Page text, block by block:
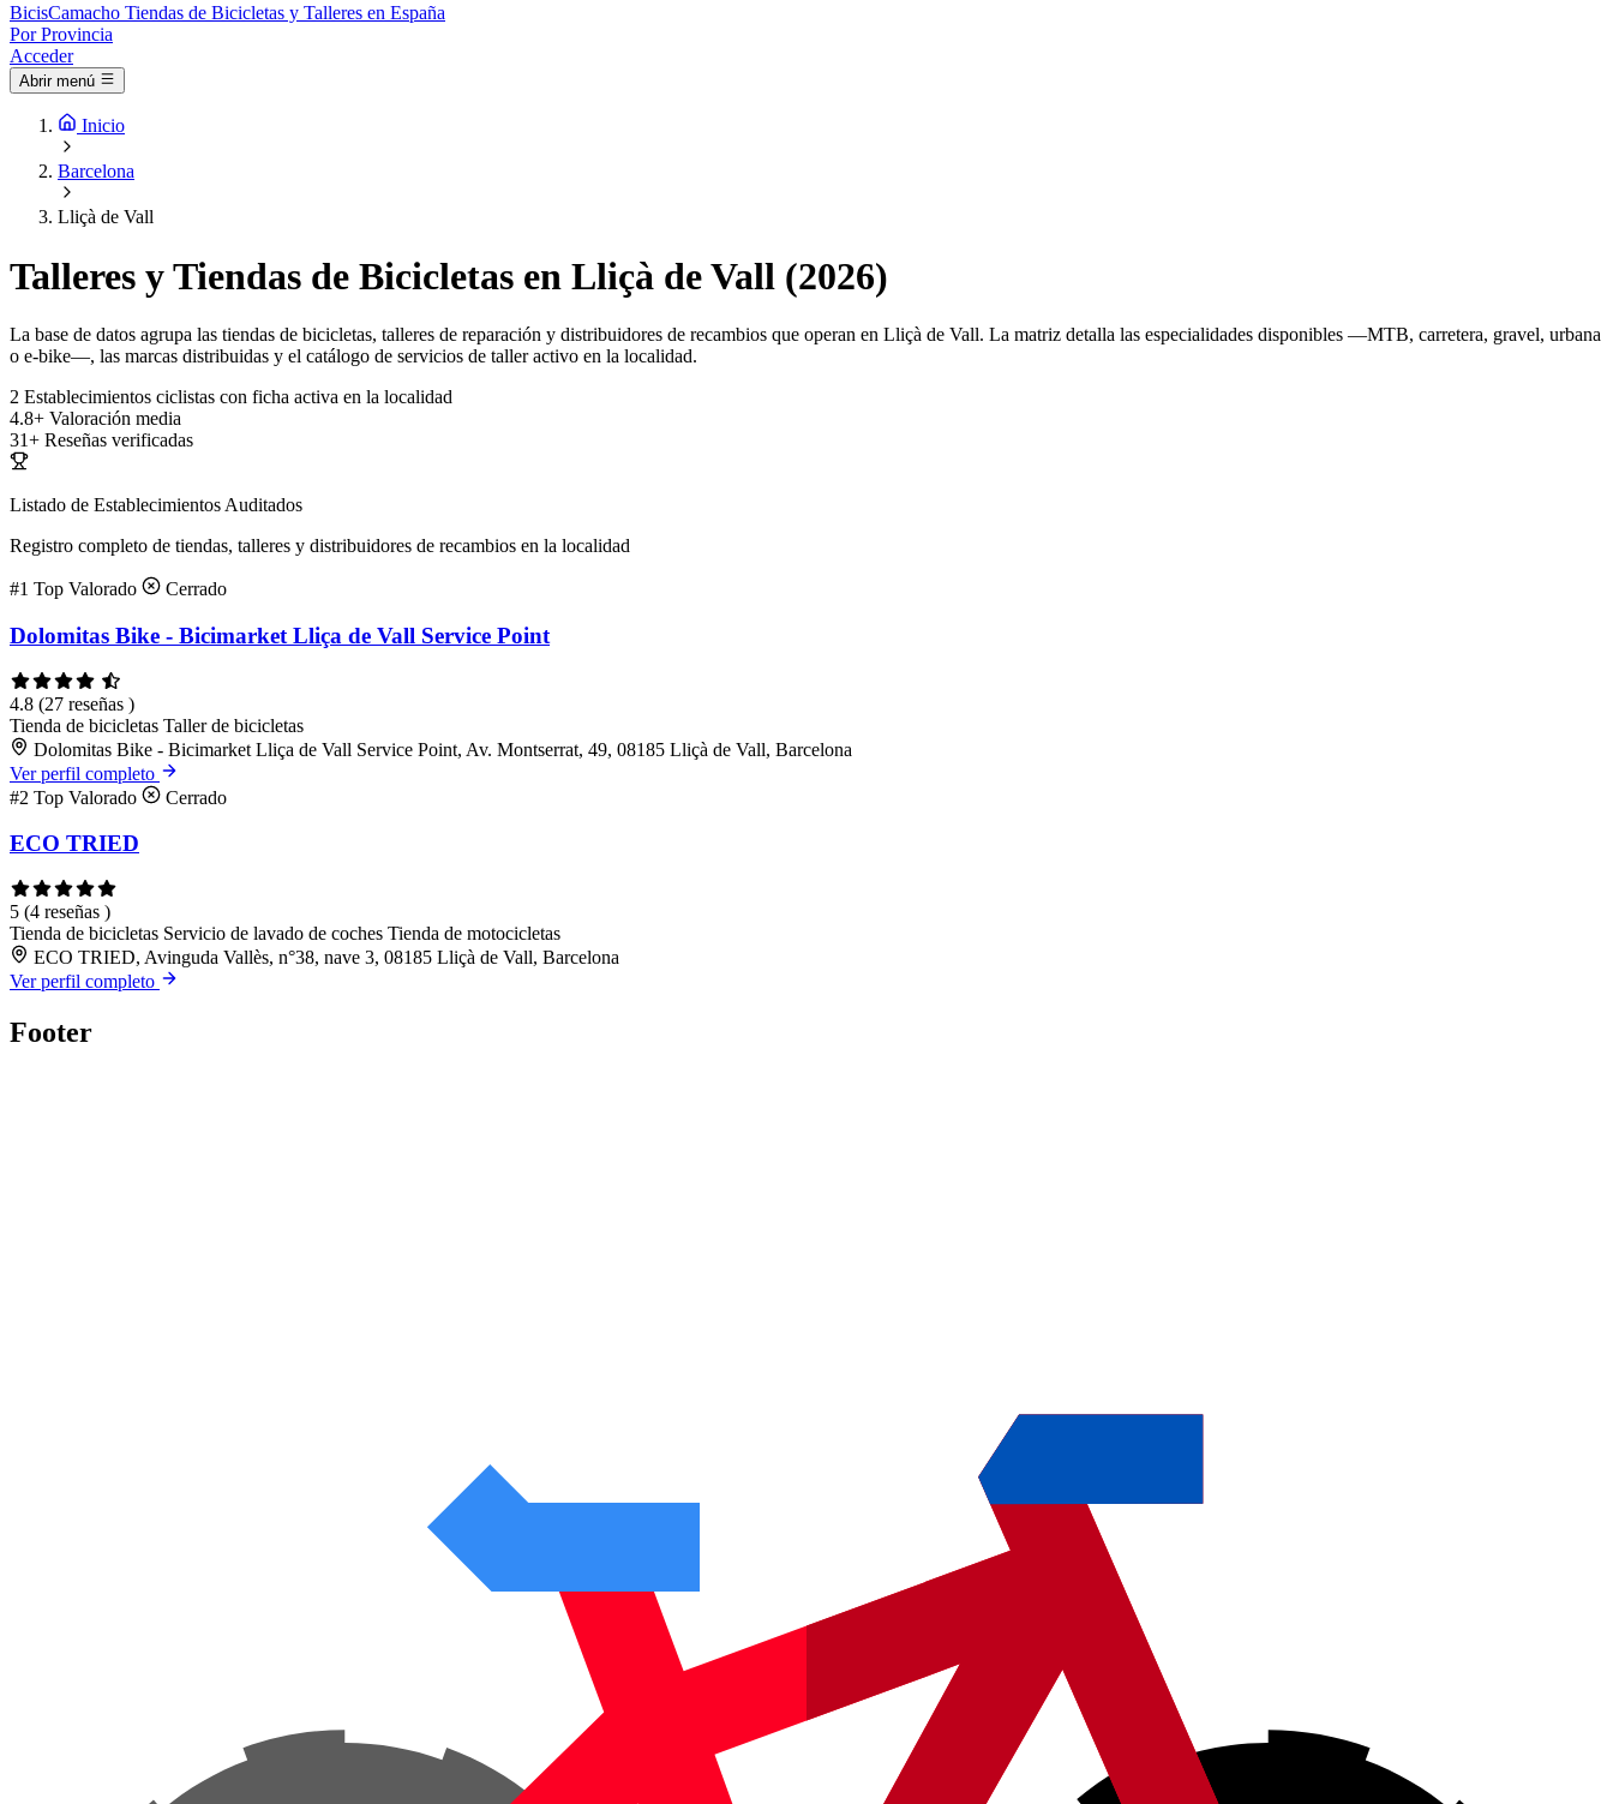
BicisCamacho Tiendas de Bicicletas y Talleres en España
Por Provincia
Acceder
Abrir menú
Inicio
Barcelona
Lliçà de Vall
Talleres y Tiendas de Bicicletas en Lliçà de Vall (2026)
La base de datos agrupa las tiendas de bicicletas, talleres de reparación y distribuidores de recambios que operan en Lliçà de Vall. La matriz detalla las especialidades disponibles —MTB, carretera, gravel, urbana
o e-bike—, las marcas distribuidas y el catálogo de servicios de taller activo en la localidad.
2 Establecimientos ciclistas con ficha activa en la localidad
4.8+ Valoración media
31+ Reseñas verificadas
Listado de Establecimientos Auditados
Registro completo de tiendas, talleres y distribuidores de recambios en la localidad
#1 Top Valorado Cerrado
Dolomitas Bike - Bicimarket Lliça de Vall Service Point
4.8 (27 reseñas )
Tienda de bicicletas Taller de bicicletas
Dolomitas Bike - Bicimarket Lliça de Vall Service Point, Av. Montserrat, 49, 08185 Lliçà de Vall, Barcelona
Ver perfil completo
#2 Top Valorado Cerrado
ECO TRIED
5 (4 reseñas )
Tienda de bicicletas Servicio de lavado de coches Tienda de motocicletas
ECO TRIED, Avinguda Vallès, n°38, nave 3, 08185 Lliçà de Vall, Barcelona
Ver perfil completo
Footer